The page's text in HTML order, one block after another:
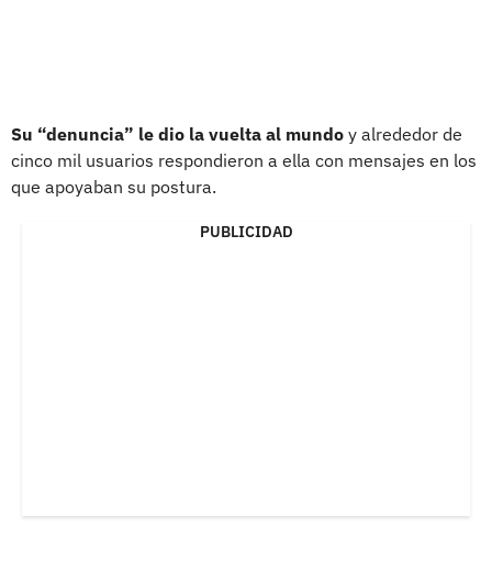
Su “denuncia” le dio la vuelta al mundo y alrededor de
cinco mil usuarios respondieron a ella con mensajes en los
que apoyaban su postura.
PUBLICIDAD